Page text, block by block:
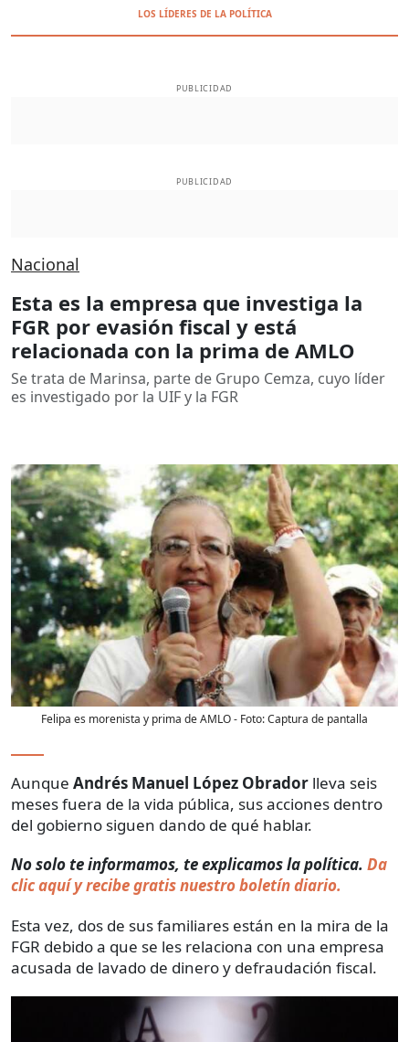
LOS LÍDERES DE LA POLÍTICA
PUBLICIDAD
PUBLICIDAD
Nacional
Esta es la empresa que investiga la
FGR por evasión fiscal y está
relacionada con la prima de AMLO
Se trata de Marinsa, parte de Grupo Cemza, cuyo líder
es investigado por la UIF y la FGR
Felipa es morenista y prima de AMLO- Foto:Captura de pantalla
Aunque Andrés Manuel López Obrador lleva seis
meses fuera de la vida pública, sus acciones dentro
del gobierno siguen dando de qué hablar.
No solo te informamos, te explicamos la política. Da
clic aquí y recibe gratis nuestro boletín diario.
Esta vez, dos de sus familiares están en la mira de la
FGR debido a que se les relaciona con una empresa
acusada de lavado de dinero y defraudación fiscal.